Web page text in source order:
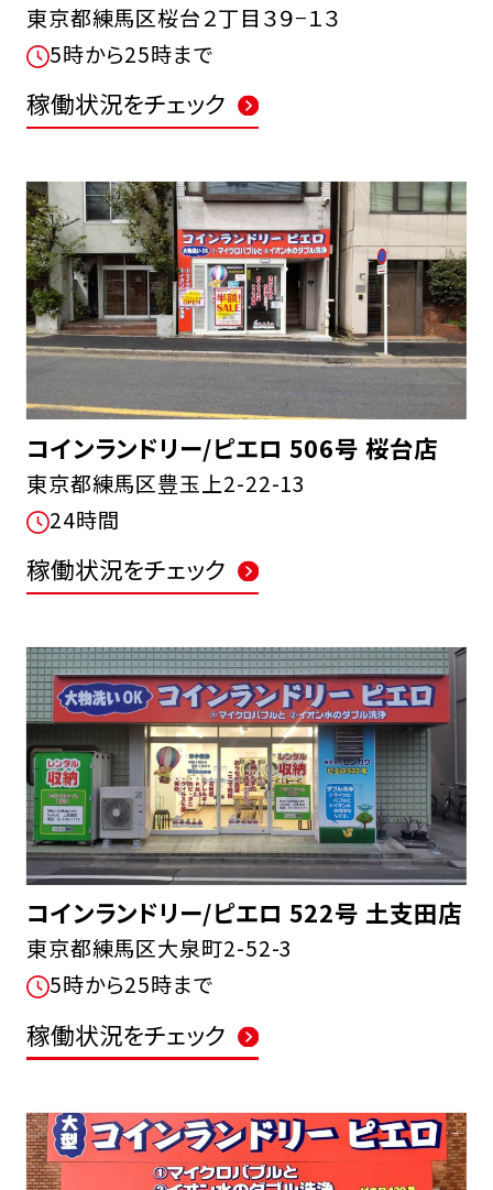
東京都練馬区桜台２丁目３９−１３
5時から25時まで
稼働状況をチェック
コインランドリー/ピエロ 506号 桜台店
東京都練馬区豊玉上2-22-13
24時間
稼働状況をチェック
コインランドリー/ピエロ 522号 土支田店
東京都練馬区大泉町2-52-3
5時から25時まで
稼働状況をチェック